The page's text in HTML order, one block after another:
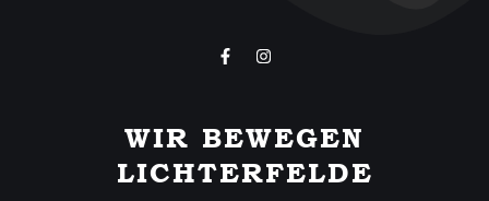
F
a
o
o
k
-
I
n
g
r
a
m
WIR BEWEGEN
LICHTERFELDE